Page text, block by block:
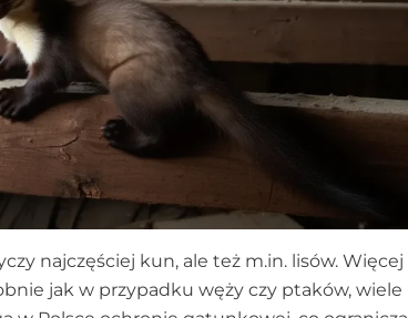
najczęściej kun, ale też m.in. lisów. Więcej
jak w przypadku węży czy ptaków, wiele